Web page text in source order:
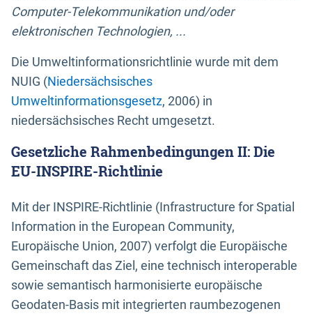
Computer-Telekommunikation und/oder
elektronischen Technologien, ...
Die Umweltinformationsrichtlinie wurde mit dem
NUIG (Niedersächsisches
Umweltinformationsgesetz, 2006) in
niedersächsisches Recht umgesetzt.
Gesetzliche Rahmenbedingungen II: Die
EU-INSPIRE-Richtlinie
Mit der INSPIRE-Richtlinie (Infrastructure for Spatial
Information in the European Community,
Europäische Union, 2007) verfolgt die Europäische
Gemeinschaft das Ziel, eine technisch interoperable
sowie semantisch harmonisierte europäische
Geodaten-Basis mit integrierten raumbezogenen